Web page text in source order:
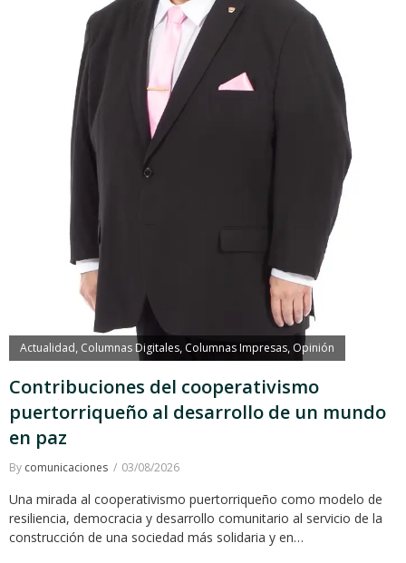
Actualidad Columnas Digitales, Columnas Impresas, Opinión
Contribuciones del cooperativismo
puertorriqueño al desarrollo de un mundo
en paz
By comunicaciones 03/08/2026
Una mirada al cooperativismo puertorriqueño como modelo de
resiliencia, democracia y desarrollo comunitario al servicio de la
construcción de una sociedad más solidaria y en…